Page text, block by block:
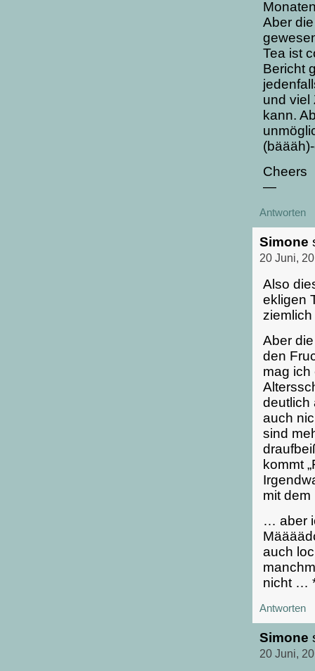
Aber
Tea ist
Bericht
und viel
kann.
Cheers
—
Antworten
Simone
20 Juni,
Also
ekligen
Aber
den
mag
deutlich
auch
sind
kommt
mit
… aber
auch
nicht …
Antworten
Simone
20 Juni,